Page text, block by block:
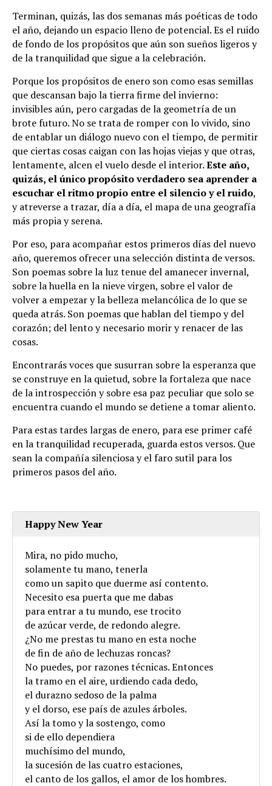
Terminan, quizás, las dos semanas más poéticas de todo
el año, dejando un espacio lleno de potencial. Es el ruido
de fondo de los propósitos que aún son sueños ligeros y
de la tranquilidad que sigue a la celebración.
Porque los propósitos de enero son como esas semillas
que descansan bajo la tierra firme del invierno:
invisibles aún, pero cargadas de la geometría de un
brote futuro. No se trata de romper con lo vivido, sino
de entablar un diálogo nuevo con el tiempo, de permitir
que ciertas cosas caigan con las hojas viejas y que otras,
lentamente, alcen el vuelo desde el interior.Este año,
quizás, el único propósito verdadero sea aprender a
escuchar el ritmo propio entre el silencio y el ruido,
y atreverse a trazar, día a día, el mapa de una geografía
más propia y serena.
Por eso, para acompañar estos primeros días del nuevo
año, queremos ofrecer una selección distinta de versos.
Son poemas sobre la luz tenue del amanecer invernal,
sobre la huella en la nieve virgen, sobre el valor de
volver a empezar y la belleza melancólica de lo que se
queda atrás. Son poemas que hablan del tiempo y del
corazón; del lento y necesario morir y renacer de las
cosas.
Encontrarás voces que susurran sobre la esperanza que
se construye en la quietud, sobre la fortaleza que nace
de la introspección y sobre esa paz peculiar que solo se
encuentra cuando el mundo se detiene a tomar aliento.
Para estas tardes largas de enero, para ese primer café
en la tranquilidad recuperada, guarda estos versos. Que
sean la compañía silenciosa y el faro sutil para los
primeros pasos del año.
Happy New Year
Mira, no pido mucho,
solamente tu mano, tenerla
como un sapito que duerme así contento.
Necesito esa puerta que me dabas
para entrar a tu mundo, ese trocito
de azúcar verde, de redondo alegre.
¿No me prestas tu mano en esta noche
de fin de año de lechuzas roncas?
No puedes, por razones técnicas. Entonces
la tramo en el aire, urdiendo cada dedo,
el durazno sedoso de la palma
y el dorso, ese país de azules árboles.
Así la tomo y la sostengo, como
si de ello dependiera
muchísimo del mundo,
la sucesión de las cuatro estaciones,
el canto de los gallos, el amor de los hombres.